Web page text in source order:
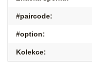
#paircode:
#option:
Kolekce: